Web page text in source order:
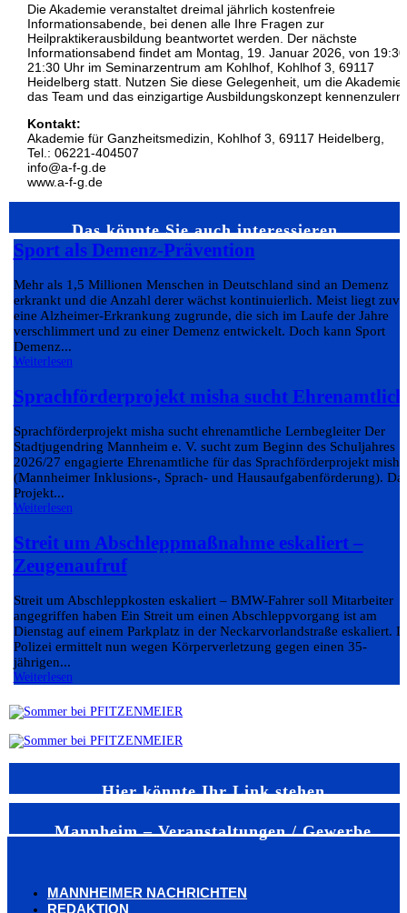
Die Akademie veranstaltet dreimal jährlich kostenfreie
Informationsabende, bei denen alle Ihre Fragen zur
Heilpraktikerausbildung beantwortet werden. Der nächste
Informationsabend findet am Montag, 19. Januar 2026, von
21:30 Uhr im Seminarzentrum am Kohlhof, Kohlhof 3, 69117
Heidelberg statt. Nutzen Sie diese Gelegenheit, um die Akademie,
das Team und das einzigartige Ausbildungskonzept
Kontakt:
Akademie für Ganzheitsmedizin, Kohlhof 3, 69117 Heidelberg,
Tel.: 06221-404507
info@a-f-g.de
www.a-f-g.de
Das könnte Sie auch interessieren…
Sport als Demenz-Prävention
Mehr als 1,5 Millionen Menschen in Deutschland sind an Demenz
erkrankt und die Anzahl derer wächst kontinuierlich. Meist liegt
eine Alzheimer-Erkrankung zugrunde, die sich im Laufe der Jahre
verschlimmert und zu einer Demenz entwickelt. Doch kann Sport
Demenz...
Weiterlesen
Sprachförderprojekt misha sucht
Sprachförderprojekt misha sucht ehrenamtliche Lernbegleiter Der
Stadtjugendring Mannheim e. V. sucht zum Beginn des Schuljahres
2026/27 engagierte Ehrenamtliche für das Sprachförderprojekt misha
(Mannheimer Inklusions-, Sprach- und Hausaufgabenförderung).
Projekt...
Weiterlesen
Streit um Abschleppmaßnahme eskaliert –
Zeugenaufruf
Streit um Abschleppkosten eskaliert – BMW-Fahrer soll Mitarbeiter
angegriffen haben Ein Streit um einen Abschleppvorgang ist am
Dienstag auf einem Parkplatz in der Neckarvorlandstraße eskaliert.
Polizei ermittelt nun wegen Körperverletzung gegen einen 35-
jährigen...
Weiterlesen
Hier könnte Ihr Link stehen
Mannheim – Veranstaltungen / Gewerbe
MANNHEIMER NACHRICHTEN
REDAKTION